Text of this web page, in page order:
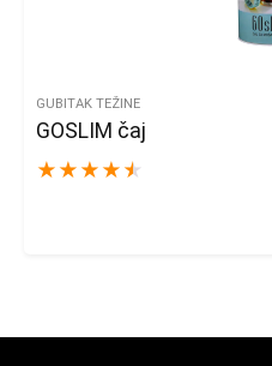
GUBITAK TEŽINE
GOSLIM čaj
★ ★ ★ ★ ★